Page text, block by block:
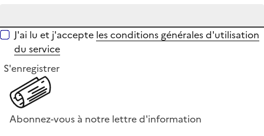
J'ai lu et j'accepte les conditions générales d'utilisation
du service
S'enregistrer
Abonnez-vous à notre lettre d'information